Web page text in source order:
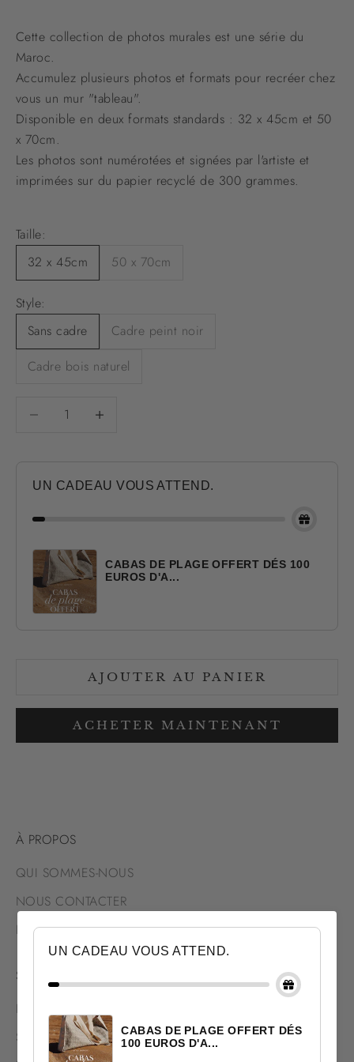
Cette collection de photos murales est une série du
Maroc.
Accumulez plusieurs photos et formats pour recréer chez
vous un mur "tableau".
Disponible en deux formats standards : 32 x 45cm et 50
x 70cm.
Les photos sont numérotées et signées par l'artiste et
imprimées sur du papier recyclé de 300 grammes.
Taille:
32 x 45cm
50 x 70cm
Style:
Sans cadre
Cadre peint noir
Cadre bois naturel
Diminuer la quantitéDiminuer la quantité
UN CADEAU VOUS ATTEND.
CABAS DE PLAGE OFFERT DÉS 100
EUROS D'A...
AJOUTER AU PANIER
ACHETER MAINTENANT
À PROPOS
QUI SOMMES-NOUS
NOUS CONTACTER
NOUS TROUVER
SERVICES
LIVRAISON & RETOUR
SATISFAIT OU REMBOURSÉ
UN CADEAU VOUS ATTEND.
CABAS DE PLAGE OFFERT DÉS
100 EUROS D'A...